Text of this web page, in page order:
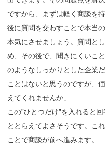
ですから、まずは軽く商談を
後に質問を交わすことで本当
本気にさせましょう。質問と
め、その後で、聞きにくいこ
のようなしっかりとした企業
ことはないと思うのですが、
えてくれませんか」
この”ひとつだけ”を入れると
ととらえてよさそうです。こ
ことで商談が前へ進みます。